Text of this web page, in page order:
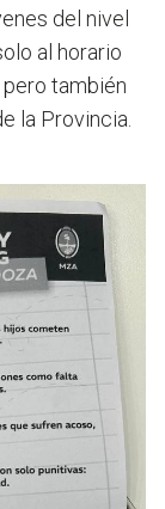
del nivel
al horario
también
la Provincia.